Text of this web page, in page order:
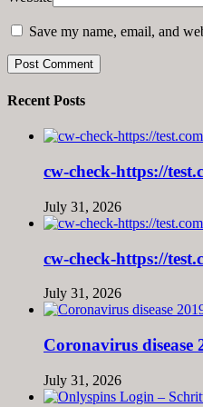
Save my name, email, and
Recent Posts
cw-check-https://
July 31, 2026
cw-check-https://
July 31, 2026
Coronavirus disease
July 31, 2026